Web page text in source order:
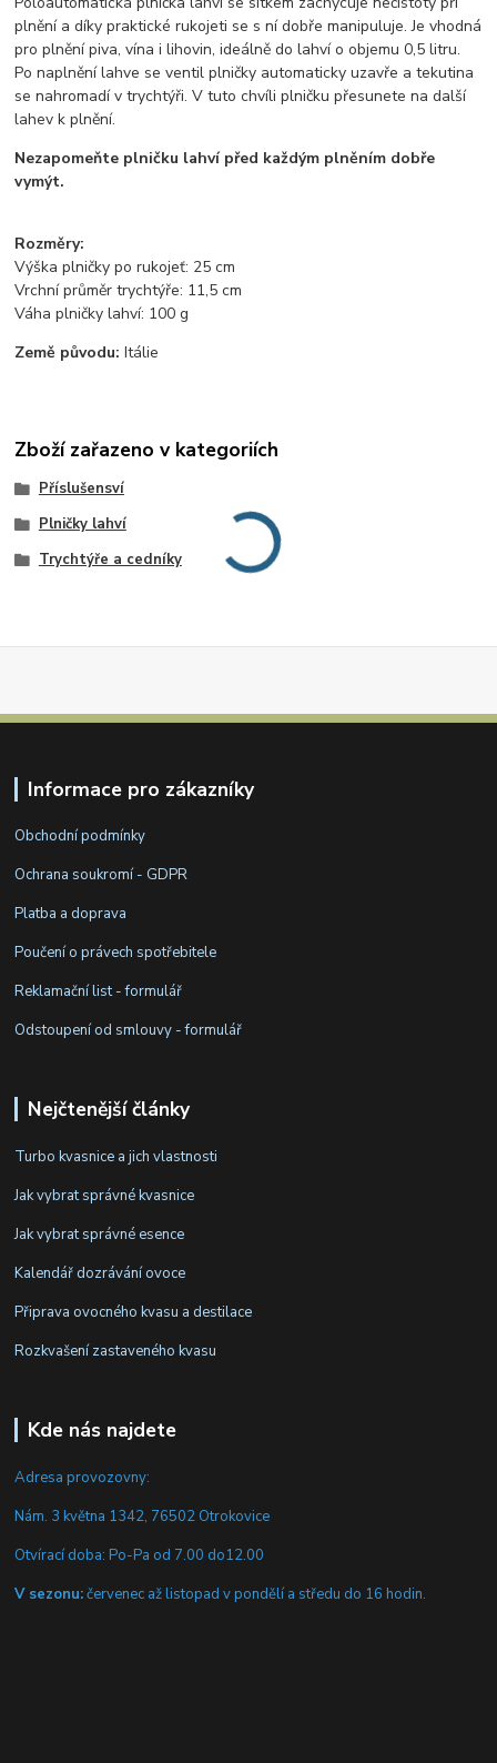
plnění a díky praktické rukojeti se s ní dobře manipuluje. Je vhodná
pro plnění piva, vína i lihovin, ideálně do lahví o objemu 0,5 litru.
Po naplnění lahve se ventil plničky automaticky uzavře a tekutina
se nahromadí v trychtýři. V tuto chvíli plničku přesunete na další
lahev k plnění.
Nezapomeňte plničku lahví před každým plněním dobře
vymýt.
Rozměry:
Výška plničky po rukojeť: 25 cm
Vrchní průměr trychtýře: 11,5 cm
Váha plničky lahví: 100 g
Země původu: Itálie
Zboží zařazeno v kategoriích
Příslušensví
Plničky lahví
Trychtýře a cedníky
Informace pro zákazníky
Obchodní podmínky
Ochrana soukromí - GDPR
Platba a doprava
Poučení o právech spotřebitele
Reklamační list - formulář
Odstoupení od smlouvy - formulář
Nejčtenější články
Turbo kvasnice a jich vlastnosti
Jak vybrat správné kvasnice
Jak vybrat správné esence
Kalendář dozrávání ovoce
Připrava ovocného kvasu a destilace
Rozkvašení zastaveného kvasu
Kde nás najdete
Adresa provozovny:
Nám. 3 května 1342, 76502 Otrokovice
Otvírací doba: Po-Pa od 7.00 do12.00
V sezonu:červenec až listopad v pondělí a středu do 16 hodin.